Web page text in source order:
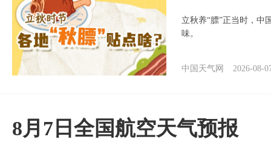
立秋养“膘”正当时，中
味。
中国天气网 2026-08-
8月7日全国航空天气预报